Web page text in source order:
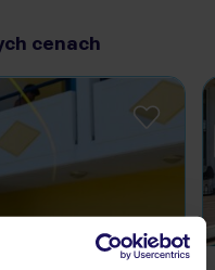
cenach